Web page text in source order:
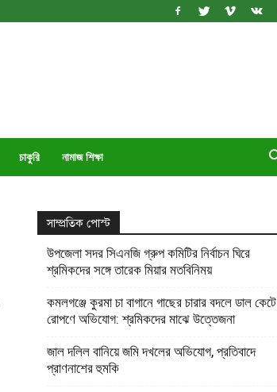
চাকুরি নামাজ শিক্ষা
সাম্প্রতিক পোস্ট
উপজেলা সদর সিএনজি গ্রুপ কমিটির নির্বাচন ঘিরে
শ্রমিকদের সঙ্গে তারেক মিয়ার মতবিনিময়
কমলগঞ্জে কুরমা চা বাগানে গাছের চারার বদলে ডাল কেটে
রোপণে অভিযোগ: শ্রমিকদের মাঝে উত্তেজনা
জাল দলিল বানিয়ে জমি দখলের অভিযোগ, প্রতিবাদে
প্রাণনাশের হুমকি